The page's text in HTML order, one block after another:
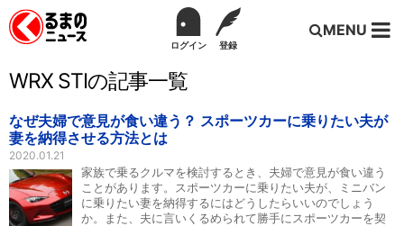
ログイン 登録
MENU
WRX STIの記事一覧
なぜ夫婦で意見が食い違う？ スポーツカーに乗りたい夫が
妻を納得させる方法とは
2020.01.21
家族で乗るクルマを検討するとき、夫婦で意見が食い違う
ことがあります。スポーツカーに乗りたい夫が、ミニバン
に乗りたい妻を納得するにはどうしたらいいのでしょう
か。また、夫に言いくるめられて勝手にスポーツカーを契